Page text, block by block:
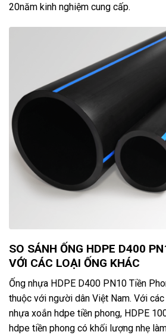
20năm kinh nghiệm cung cấp.
SO SÁNH ỐNG HDPE D400
VỚI CÁC LOẠI ỐNG KHÁC
Ống nhựa HDPE D400 PN10 Tiền
thuộc với người dân Việt Nam. Với
nhựa xoắn hdpe tiền phong, HDPE
hdpe tiền phong có khối lượng nhẹ